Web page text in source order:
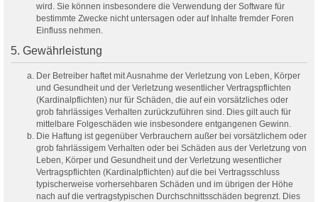
wird. Sie können insbesondere die Verwendung der Software für
bestimmte Zwecke nicht untersagen oder auf Inhalte fremder Foren
Einfluss nehmen.
5. Gewährleistung
Der Betreiber haftet mit Ausnahme der Verletzung von Leben, Körper
und Gesundheit und der Verletzung wesentlicher Vertragspflichten
(Kardinalpflichten) nur für Schäden, die auf ein vorsätzliches oder
grob fahrlässiges Verhalten zurückzuführen sind. Dies gilt auch für
mittelbare Folgeschäden wie insbesondere entgangenen Gewinn.
Die Haftung ist gegenüber Verbrauchern außer bei vorsätzlichem oder
grob fahrlässigem Verhalten oder bei Schäden aus der Verletzung von
Leben, Körper und Gesundheit und der Verletzung wesentlicher
Vertragspflichten (Kardinalpflichten) auf die bei Vertragsschluss
typischerweise vorhersehbaren Schäden und im übrigen der Höhe
nach auf die vertragstypischen Durchschnittsschäden begrenzt. Dies